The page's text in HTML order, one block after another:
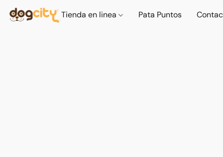
Tienda en linea Pata Puntos